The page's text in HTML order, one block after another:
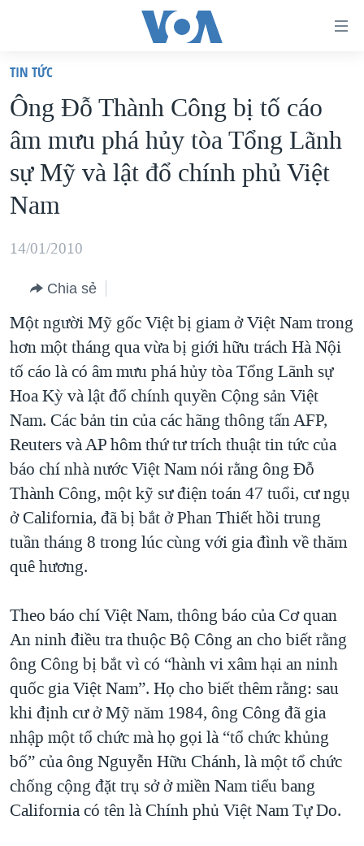
truy
cập
Tới
nội
dung
chính
Tới
hướng
chính
Đi
tới
"Tìm"
TRANG CHỦ
VIỆT NAM
HOA KỲ
BIỂN ĐÔNG
THẾ GIỚI
MỤC
TỰ DO BÁO CHÍ
VẠCH TRẦN TIN GIẢ
NGƯỜI VIỆT HẢI NGOẠI
KINH TẾ
KHOA HỌC
SỨC KHOẺ
VĂN HOÁ
CHUYÊN ĐỀ
CHIẾN TRANH THƯƠNG MẠI CỦA MỸ: QUÁ KHỨ VÀ HIỆN
TẠI
HÀNH TRÌNH BẦU CỬ 2024
MỘT NĂM CHIẾN TRANH TẠI DẢI GAZA
NGÀY TỊ NẠN THẾ GIỚI
TRỊNH VĨNH BÌNH - NGƯỜI HẠ 'BÊN THẮNG CUỘC'
GROUND ZERO – XƯA VÀ NAY
CHI PHÍ CHIẾN TRANH AFGHANISTAN
THƯỢNG ĐỈNH TRUMP-KIM TẠI VIỆT NAM
TRỊNH VĨNH BÌNH VS. CHÍNH PHỦ VIỆT NAM
NGƯ DÂN VIỆT VÀ LÀN SÓNG TRỘM HẢI SÂM
BÊN KIA QUỐC LỘ: TIẾNG VỌNG TỪ NÔNG THÔN MỸ
QUAN HỆ VIỆT MỸ
HỌC TIẾNG ANH
VIDEO
NGHE
MẠNG XÃ HỘI
Ngôn ngữ khác
TIN TỨC
Ông Ðỗ Thành Công bị tố cáo
âm mưu phá hủy tòa Tổng Lãnh
sự Mỹ và lật đổ chính phủ Việt
Nam
14/01/2010
Chia sẻ
Một người Mỹ gốc Việt bị giam ở Việt Nam trong
hơn một tháng qua vừa bị giới hữu trách Hà Nội
tố cáo là có âm mưu phá hủy tòa Tổng Lãnh sự
Hoa Kỳ và lật đổ chính quyền Cộng sản Việt
Nam. Các bản tin của các hãng thông tấn AFP,
Reuters và AP hôm thứ tư trích thuật tin tức của
báo chí nhà nước Việt Nam nói rằng ông Đỗ
Thành Công, một kỹ sư điện toán 47 tuổi, cư ngụ
ở California, đã bị bắt ở Phan Thiết hồi trung
tuần tháng 8 trong lúc cùng với gia đình về thăm
quê hương.
Theo báo chí Việt Nam, thông báo của Cơ quan
An ninh điều tra thuộc Bộ Công an cho biết rằng
ông Công bị bắt vì có “hành vi xâm hại an ninh
quốc gia Việt Nam”. Họ cho biết thêm rằng: sau
khi định cư ở Mỹ năm 1984, ông Công đã gia
nhập một tổ chức mà họ gọi là “tổ chức khủng
bố” của ông Nguyễn Hữu Chánh, là một tổ chức
chống cộng đặt trụ sở ở miền Nam tiểu bang
California có tên là Chính phủ Việt Nam Tự Do.